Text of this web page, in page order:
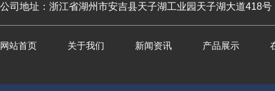
公司地址：浙江省湖州市安吉县天子湖工业园天子湖大道418号
网站首页 关于我们 新闻资讯 产品展示